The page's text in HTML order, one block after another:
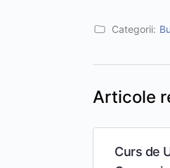
Categorii:
Articole
Curs de